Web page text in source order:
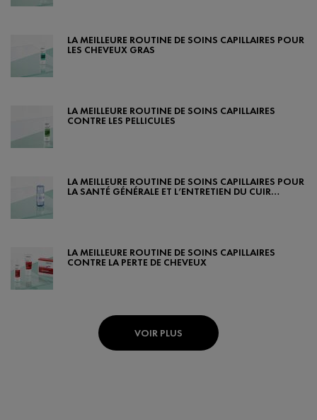
LA MEILLEURE ROUTINE DE SOINS CAPILLAIRES POUR
LES CHEVEUX GRAS
LA MEILLEURE ROUTINE DE SOINS CAPILLAIRES
CONTRE LES PELLICULES
LA MEILLEURE ROUTINE DE SOINS CAPILLAIRES POUR
LA SANTÉ GÉNÉRALE ET L’ENTRETIEN DU CUIR
LA MEILLEURE ROUTINE DE SOINS CAPILLAIRES
CONTRE LA PERTE DE CHEVEUX
VOIR PLUS